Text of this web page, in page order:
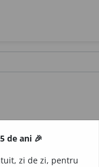
de ani 🎉
zi de zi, pentru